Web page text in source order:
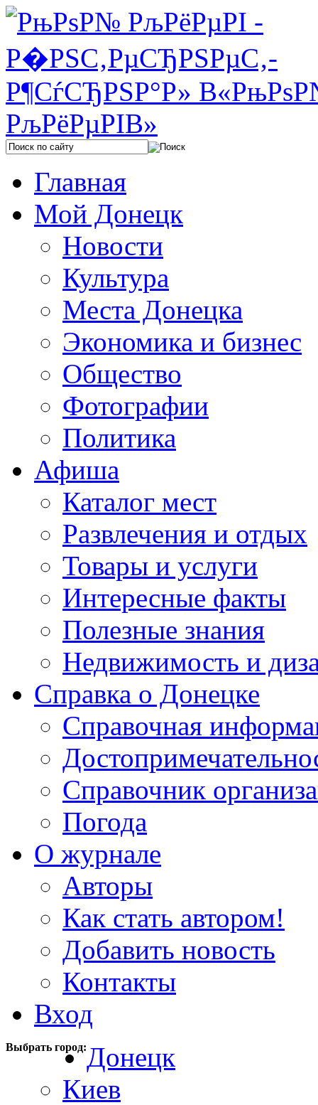
Главная
Мой Донецк
Новости
Культура
Места Донецка
Экономика и бизнес
Общество
Фотографии
Политика
Афиша
Каталог мест
Развлечения и отдых
Товары и услуги
Интересные факты
Полезные знания
Недвижимость и
Справка о Донецке
Справочная
Справочник
Погода
О журнале
Авторы
Как стать автором!
Добавить новость
Контакты
Вход
Выбрать город:Донецк
Киев